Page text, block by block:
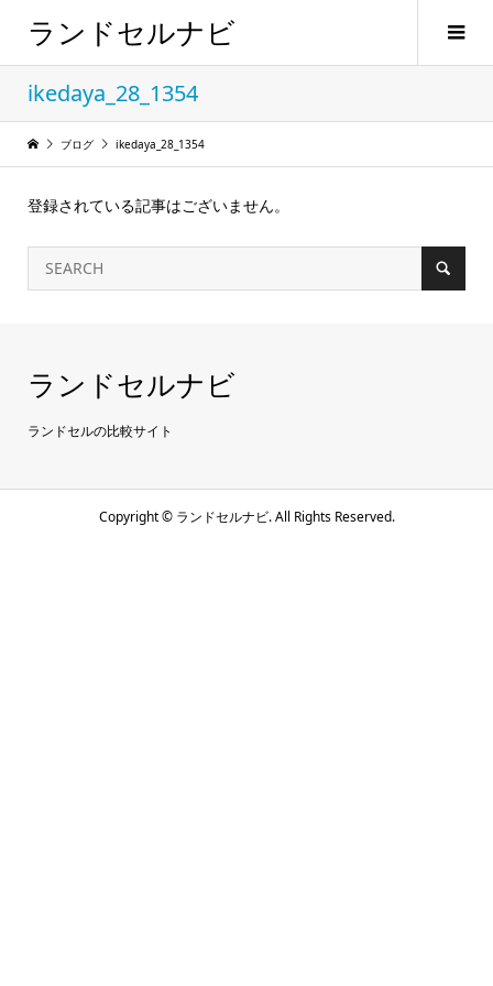
ランドセルナビ
ikedaya_28_1354
ブログ ikedaya_28_1354
登録されている記事はございません。
ランドセルナビ
ランドセルの比較サイト
Copyright ©ランドセルナビ. All Rights Reserved.